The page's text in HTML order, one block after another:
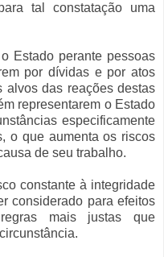
tal constatação uma
Estado perante pessoas
por dívidas e por atos
alvos das reações destas
representarem o Estado
especificamente
o que aumenta os riscos
de seu trabalho.
constante à integridade
considerado para efeitos
mais justas que